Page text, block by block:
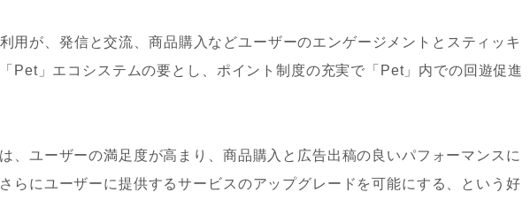
が、発信と交流、商品購入などユーザーのエンゲージメントとスティッキ
Pet」エコシステムの要とし、ポイント制度の充実で「Pet」内での回遊促進
、ユーザーの満足度が高まり、商品購入と広告出稿の良いパフォーマンスに
らにユーザーに提供するサービスのアップグレードを可能にする、という好